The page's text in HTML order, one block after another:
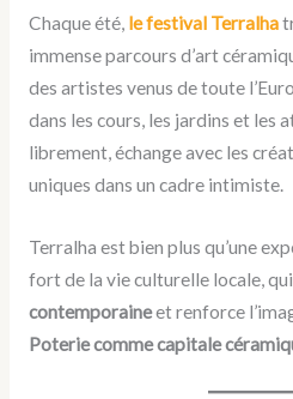
Chaque été, le festival Terralha
immense parcours d’art
des artistes venus de toute
dans les cours, les jardins et les
librement, échange avec les
uniques dans un cadre intimiste.
Terralha est bien plus qu’une
fort de la vie culturelle locale,
contemporaineet renforce
Poterie comme capitale